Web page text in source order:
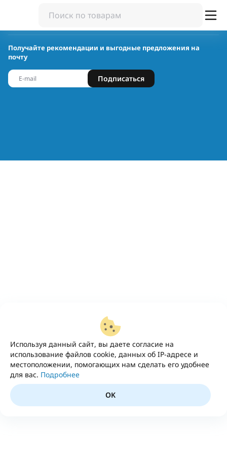
Используя данный сайт, вы даете согласие на
использование файлов cookie, данных об IP-адресе и
местоположении, помогающих нам сделать его удобнее
для вас. Подробнее
OK
Получайте рекомендации и выгодные предложения на
почту
Подписаться